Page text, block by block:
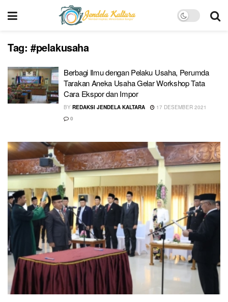
Tag: #pelakusaha
Berbagi Ilmu dengan Pelaku Usaha, Perumda
Tarakan Aneka Usaha Gelar Workshop Tata
Cara Ekspor dan Impor
BY REDAKSI JENDELA KALTARA
17 DESEMBER 2021
0